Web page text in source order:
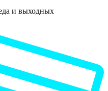
и выходных